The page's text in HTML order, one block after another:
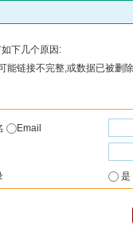
下几个原因:
能链接不完整,或数据已被删
Email